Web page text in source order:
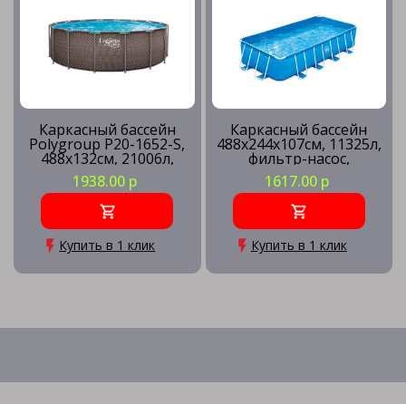
Каркасный бассейн
Polygroup P20-1652-S,
488х132см, 21006л,
песочный фильтр-
насос, лестница,
подстилка, тент,
наб.д/чистки, скиммер
1938.00 р
Купить в 1 клик
Каркасный бассейн
488х244х107см, 11325л,
фильтр-насос,
лестница, подстилка,
тент, скиммер
1617.00 р
Купить в 1 клик